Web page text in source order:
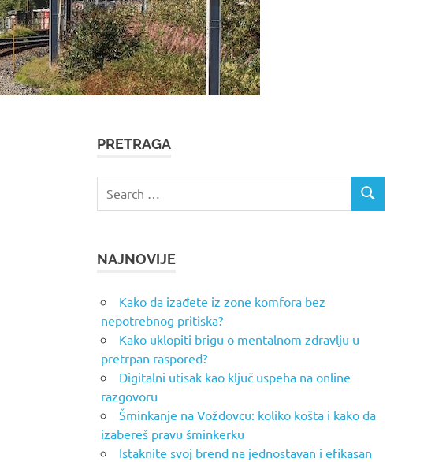
PRETRAGA
SEARCH
NAJNOVIJE
Kako da izađete iz zone komfora bez
nepotrebnog pritiska?
Kako uklopiti brigu o mentalnom zdravlju u
pretrpan raspored?
Digitalni utisak kao ključ uspeha na online
razgovoru
Šminkanje na Voždovcu: koliko košta i kako da
izabereš pravu šminkerku
Istaknite svoj brend na jednostavan i efikasan